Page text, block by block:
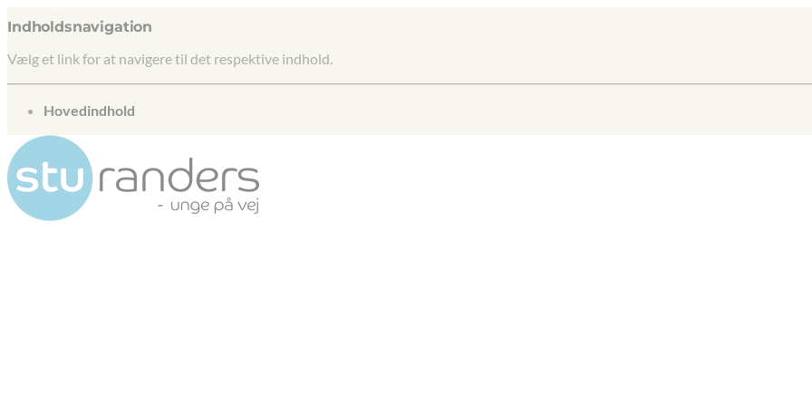
Indholdsnavigation
Vælg et link for at navigere til det respektive indhold.
gå til
Hovedindhold